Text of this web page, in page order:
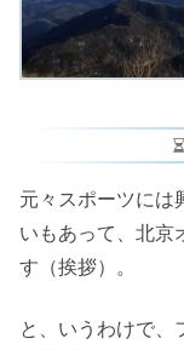
元々スポーツには
いもあって、北京
す（挨拶）。
と、いうわけで、